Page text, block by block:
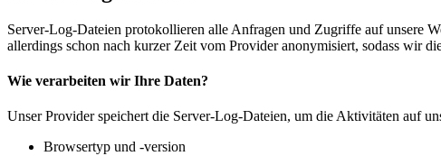
Server-Log-Dateien protokollieren alle Anfragen und Zugriffe auf unsere
allerdings schon nach kurzer Zeit vom Provider anonymisiert, sodass wir
Wie verarbeiten wir Ihre Daten?
Unser Provider speichert die Server-Log-Dateien, um die Aktivitäten auf
Browsertyp und -version